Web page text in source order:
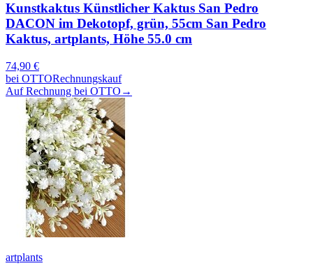
Kunstkaktus Künstlicher Kaktus San Pedro
DACON im Dekotopf, grün, 55cm San Pedro
Kaktus, artplants, Höhe 55.0 cm
74,90 €
bei OTTORechnungskauf
Auf Rechnung bei OTTO →
artplants